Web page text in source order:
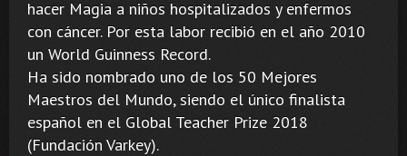
hacer Magia a niños hospitalizados y enfermos
con cáncer. Por esta labor recibió en el año 2010
un World Guinness Record.
Ha sido nombrado uno de los 50 Mejores
Maestros del Mundo, siendo el único finalista
español en el Global Teacher Prize 2018
(Fundación Varkey).